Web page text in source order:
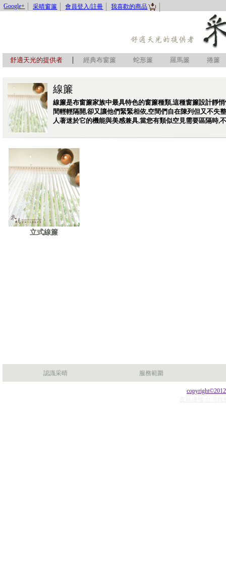
Google+ 采晴窗簾 會員登入/註冊 我喜歡的商品
舒適天光的提供者 | 經典布窗簾 蛇形簾 羅馬簾 捲簾
線簾
線簾是布窗簾家族中最具特色的窗簾種類,這種窗簾設計靜
間輕輕隔開,卻又讓他們緊緊相依,空間們自在陳列但又不失
人著迷於它的機能與美感兼具,當您有類似空見需要區隔時,
立式線簾
認識采晴 服務範圍